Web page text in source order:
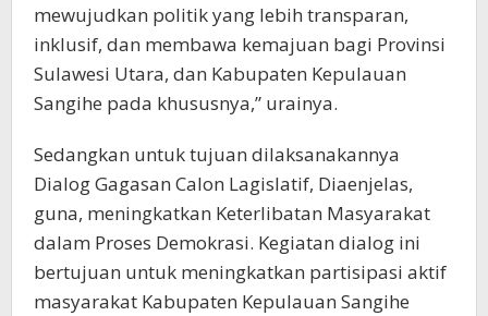
mewujudkan politik yang lebih transparan,
inklusif, dan membawa kemajuan bagi Provinsi
Sulawesi Utara, dan Kabupaten Kepulauan
Sangihe pada khususnya,” urainya.
Sedangkan untuk tujuan dilaksanakannya
Dialog Gagasan Calon Lagislatif, Diaenjelas,
guna, meningkatkan Keterlibatan Masyarakat
dalam Proses Demokrasi. Kegiatan dialog ini
bertujuan untuk meningkatkan partisipasi aktif
masyarakat Kabupaten Kepulauan Sangihe